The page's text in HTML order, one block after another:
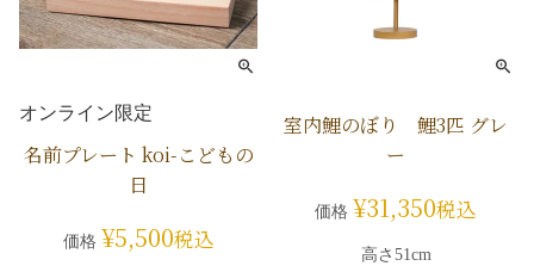
オンライン限定
名前プレート koi-こどもの
日
価格 ¥5,500税込
室内鯉のぼり 鯉3匹 グレ
ー
価格 ¥31,350税込
高さ51cm